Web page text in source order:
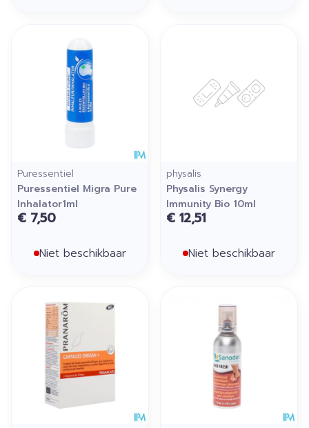
Puressentiel
Puressentiel Migra Pure
Inhalator1ml
€ 7,50
Niet beschikbaar
physalis
Physalis Synergy
Immunity Bio 10ml
€ 12,51
Niet beschikbaar